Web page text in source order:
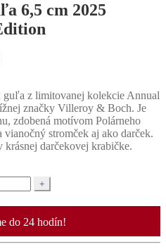
6,5 cm 2025
guľa z limitovanej kolekcie Annual
značky Villeroy & Boch. Je
zdobená motívom Polárneho
stromček aj ako darček.
krásnej darčekovej krabičke.
do 24 hodín!